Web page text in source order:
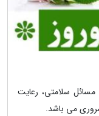
مسائل سلامتی، رعایت
می باشد.